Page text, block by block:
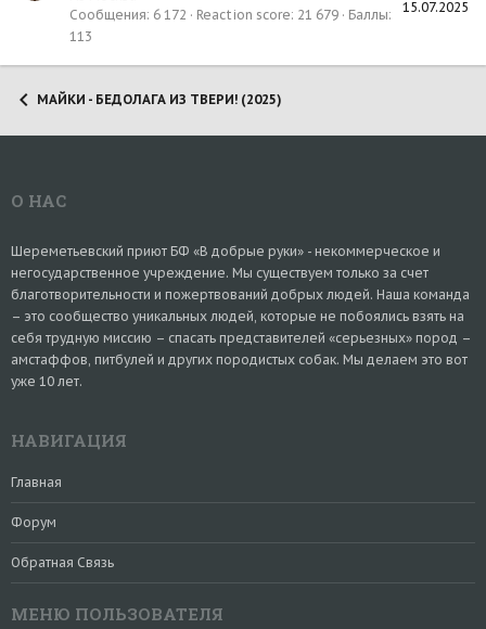
15.07.2025
Сообщения 6 172 Reaction score 21 679
Баллы
113
МАЙКИ - БЕДОЛАГА ИЗ ТВЕРИ! (2025)
О НАС
Шереметьевский приют БФ «В добрые руки» - некоммерческое и
негосударственное учреждение. Мы существуем только за счет
благотворительности и пожертвований добрых людей. Наша команда
– это сообщество уникальных людей, которые не побоялись взять на
себя трудную миссию – спасать представителей «серьезных» пород –
амстаффов, питбулей и других породистых собак. Мы делаем это вот
уже 10 лет.
НАВИГАЦИЯ
Главная
Форум
Обратная Связь
МЕНЮ ПОЛЬЗОВАТЕЛЯ